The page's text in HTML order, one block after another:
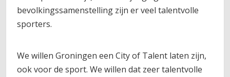
bevolkingssamenstelling zijn er veel talentvolle
sporters.
We willen Groningen een City of Talent laten zijn,
ook voor de sport. We willen dat zeer talentvolle